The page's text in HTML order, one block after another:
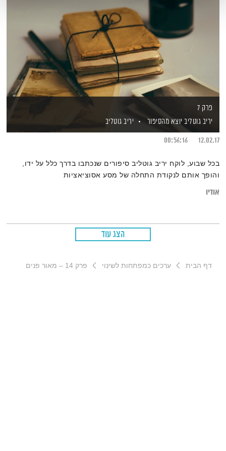
פרק 7
יריב גוטליב יוצא מהסיפור
יריב גוטליב
12.02.17
00:56:16
בכל שבוע, לוקח יריב גוטליב סיפורים שנכתבו בדרך כלל על ידו,
והופך אותם לנקודת התחלה של מסע אסוציאציות
אודיו
הצג עוד
דף הבית ערכים כמפתחות לשינוי פרק 14 – מאור פנים